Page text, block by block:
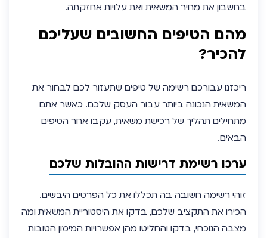
בחשבון את מחיר המשאית ואת עלויות אחזקתה.
מהם הטיפים החשובים שעליכם
להכיר?
ריכזנו עבורכם רשימה של טיפים שתעזור לכם לבחור את
המשאית הנכונה ביותר עבור העסק שלכם. כאשר אתם
מתחילים תהליך של רכישת משאית, עקבו אחר הטיפים
הבאים.
ערכו רשימת דרישות ההובלות שלכם
זוהי רשימה חשובה בה תכללו את כל הפרטים היבשים.
הכירו את התקציב שלכם, בדקו את היסטוריית המשאית ומה
מצבה הנוכחי, בדקו והחליטו מהן אפשרויות המימון הטובות